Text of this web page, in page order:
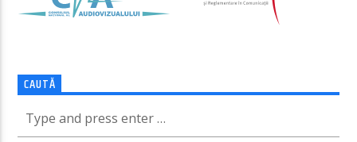
CAUTĂ